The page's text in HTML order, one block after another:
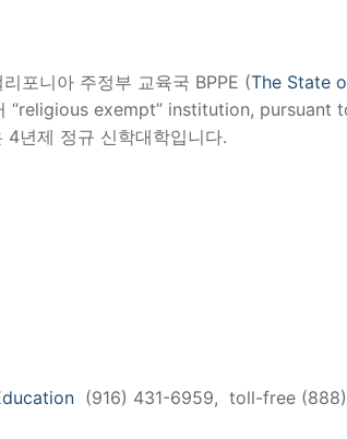
포니아 주정부 교육국 BPPE (The State
“religious exempt” institution, pursuant
년제 정규 신학대학입니다.
(916) 431-6959, toll-free